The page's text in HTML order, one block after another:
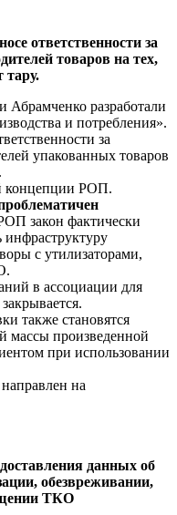
ответственности за
товаров на тех,
тару.
Абрамченко разработали
и потребления».
за
упакованных товаров
концепции РОП.
закон фактически
инфраструктуру
с утилизаторами,
в ассоциации для
также становятся
массы произведенной
при использовании
на
данных об
обезвреживании,
ТКО